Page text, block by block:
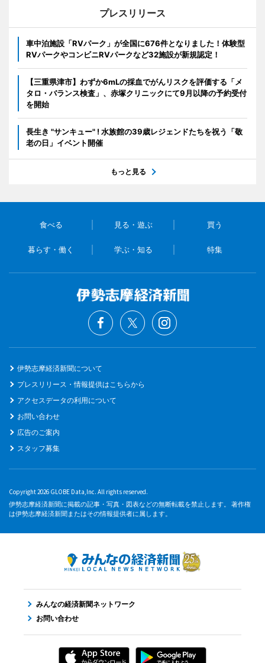
プレスリリース
車中泊施設「RVパーク」が全国に676件となりました！体験型
RVパークやコンビニRVパークなど32施設が新規認定！
【三重県津市】わずか6mLの採血でがんリスクを評価する「メ
タロ・バランス検査」、赤塚クリニックにて9月以降の予約受付
を開始
長生き "サンキュー" ! 水族館の39歳レジェンドたちを祝う「敬
老の日」イベント開催
もっと見る
食べる 見る・遊ぶ 買う
暮らす・働く 学ぶ・知る 特集
伊勢志摩経済新聞について
プレスリリース・情報提供はこちらから
アクセスデータの利用について
お問い合わせ
広告のご案内
スタッフ募集
Copyright 2026 GLOBE Data,Inc. All rights reserved.
伊勢志摩経済新聞に掲載の記事・写真・図表などの無断転載を禁止します。 著作権
は伊勢志摩経済新聞またはその情報提供者に属します。
みんなの経済新聞ネットワーク
お問い合わせ